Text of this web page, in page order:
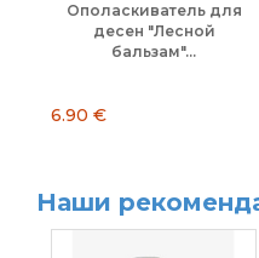
Ополаскиватель для
десен "Лесной
бальзам"...
6.90 €
Наши